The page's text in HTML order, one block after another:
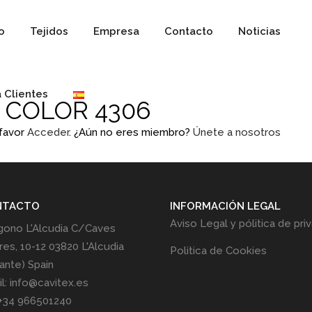
Tejidos Empresa Contacto Noticias
Clientes
4306
Acceder. ¿Aún no eres miembro? Únete a nosotros
L'Alcudia C/Caves
10-12 03820 L'Alcudia
Spain
info@cavitex.es
966501240
INFORMACIÓN LEGAL
Aviso Legal y pólitica de
Politica de Cookies